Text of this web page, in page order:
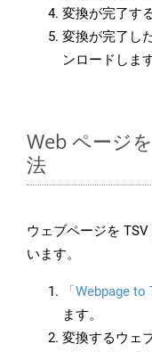
変換が完了す
変換が完了し
ンロードします
Web ページ
法
ウェブページを
います。
「Webpage to
ます。
変換するウェ